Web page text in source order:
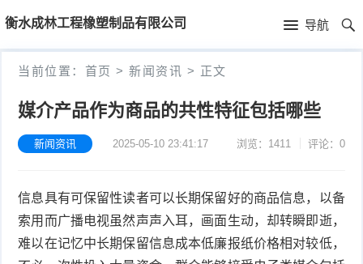
衡水成林工程橡塑制品有限公司 导航
首
页
首
当前位置： 首页 > 新闻资讯 > 正文
媒介产品作为商品的共性特征包括哪些
新闻资讯 2025-05-10 23:41:17 浏览：1411 评论：0
信息具有可保留性读者可以长期保留好的商品信息，以备
索用而广播电视虽然声声入耳，画面生动，却转瞬即逝，
难以在记忆中长期保留信息成本低廉报纸价格相对较低，